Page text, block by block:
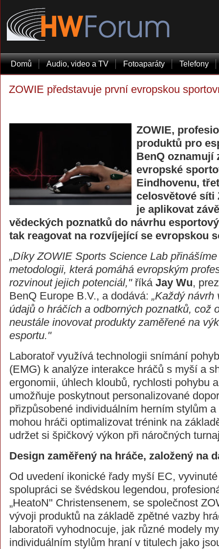
Domů Audio, video a TV Fotoaparáty Telefony
ZOWIE představuje první evropskou
ZOWIE,
produktů pro
BenQ oznamují
evropské
Eindhovenu,
celosvětové síti
je aplikovat
vědeckých poznatků do návrhu
tak reagovat na rozvíjející se evropskou
„Díky ZOWIE Sports Science Lab
metodologii, která pomáhá evropským
rozvinout jejich potenciál,"říká Jay Wu,
BenQ Europe B.V., a dodává: „Každý
údajů o hráčích a odborných poznatků, což
neustále inovovat produkty zaměřené na
esportu."
Laboratoř využívá technologii snímání
(EMG) k analýze interakce hráčů s myší a
ergonomii, úhlech kloubů, rychlosti pohybu
umožňuje poskytnout personalizované
přizpůsobené individuálním herním stylům
mohou hráči optimalizovat trénink na
udržet si špičkový výkon při náročných
Design zaměřený na hráče, založený na
Od uvedení ikonické řady myší EC,
spolupráci se švédskou legendou,
„HeatoN" Christensenem, se společnost
vývoji produktů na základě zpětné vazby
laboratoři vyhodnocuje, jak různé modely
individuálním stylům hraní v titulech jako